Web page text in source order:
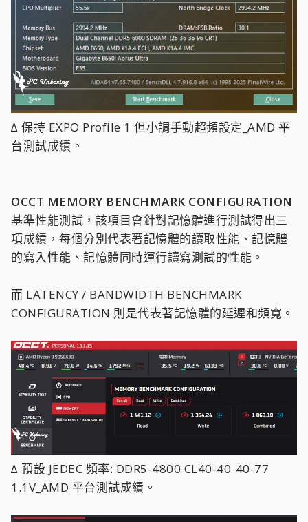
∆ 保持 EXPO Profile 1 但小調手動超頻設定_AMD 平
台測試成績。
OCCT MEMORY BENCHMARK CONFIGURATION
基準性能測試，該項目會針對記憶體進行測試得出三
項成績，每個分別代表著記憶體的讀取性能、記憶體
的寫入性能、記憶體同時運行讀寫測試的性能。
而 LATENCY / BANDWIDTH BENCHMARK
CONFIGURATION 則是代表著記憶體的延遲和頻寬。
∆ 預設 JEDEC 頻率: DDR5-4800 CL40-40-40-77
1.1V_AMD 平台測試成績。